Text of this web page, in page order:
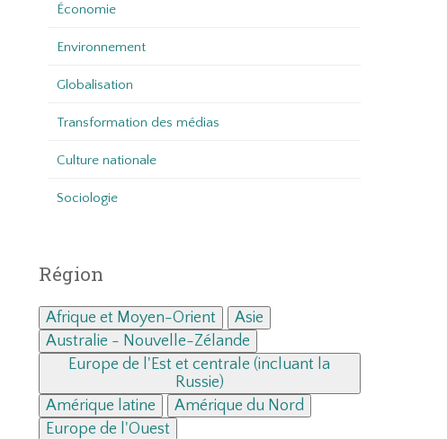
Économie
Environnement
Globalisation
Transformation des médias
Culture nationale
Sociologie
Région
Afrique et Moyen-Orient
Asie
Australie - Nouvelle-Zélande
Europe de l'Est et centrale (incluant la
Russie)
Amérique latine
Amérique du Nord
Europe de l'Ouest